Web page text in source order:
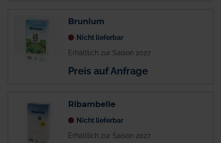
Brunium
Nicht lieferbar
Erhältlich zur Saison 2027
Preis auf Anfrage
Ribambelle
Nicht lieferbar
Erhältlich zur Saison 2027